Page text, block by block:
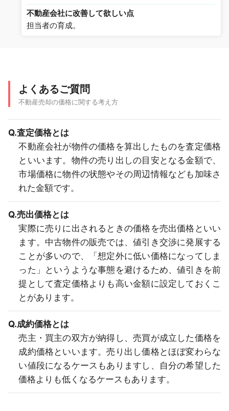
不動産会社に改善して欲しい点
担当者の育成。
よくあるご質問
不動産売却の価格に関する考え方
Q.査定価格とは
不動産会社が物件の価格を算出したものを査定価格
といいます。物件の売り出しの目安となる金額で、
市場価格に物件の状態やその周辺情報なども加味さ
れた金額です。
Q.売出価格とは
実際に売りに出されるときの価格を売出価格といい
ます。中古物件の販売では、値引き交渉に発展する
ことが多いので、「想定外に低い価格になってしま
った」というような事態を避けるため、値引きを前
提として査定価格よりも高い金額に設定しておくこ
とがあります。
Q.成約価格とは
売主・買主の双方が納得し、売買が成立した価格を
成約価格といいます。売り出し価格とほぼ変わらな
い値段になるケースもありますし、自分の希望した
価格よりも低くなるケースもあります。